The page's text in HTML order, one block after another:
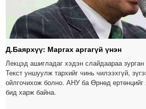
Д.Баярхүү: Маргах аргагүй үнэн
Лекцэд ашигладаг хэдэн слайдаараа
Текст уншуулж тархийг чинь чилээхгүй,
ойлгочихож болно. АНУ ба Өрнөд ертөнцийг
бид харж байна.